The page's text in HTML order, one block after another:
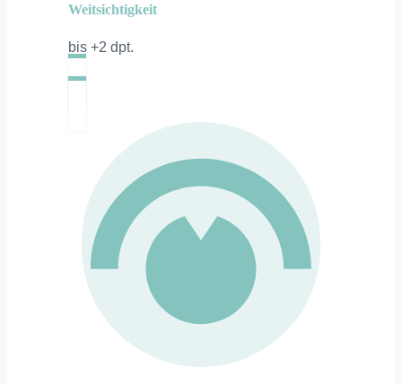
Weitsichtigkeit
bis +2 dpt.